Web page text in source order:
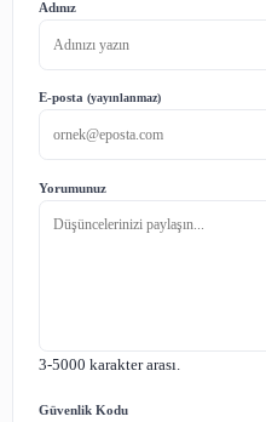
Yapay zeka destekli
istedikleri bilgilere daha
Ayrıca
sektöründe büyük bir
öğretmenlerin hayatını